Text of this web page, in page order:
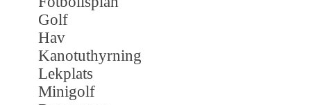
Golf
Hav
Kanotuthyrning
Lekplats
Minigolf